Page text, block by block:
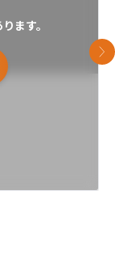
ます。
次